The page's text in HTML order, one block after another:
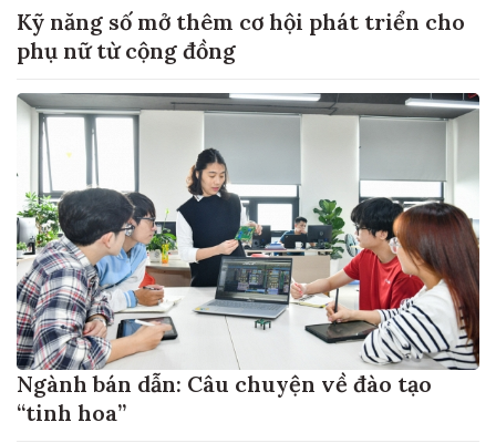
Kỹ năng số mở thêm cơ hội phát triển cho
phụ nữ từ cộng đồng
Ngành bán dẫn: Câu chuyện về đào tạo
“tinh hoa”